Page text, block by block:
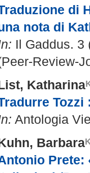
di
nota di
Il Gaddus. 3
Review-
Katharina
Antologia
Barbara
Prete: